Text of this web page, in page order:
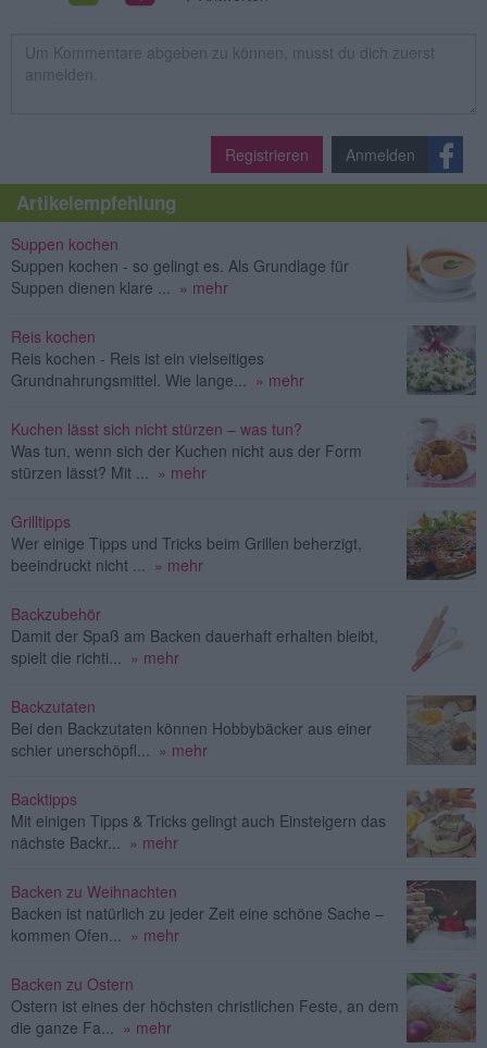
Registrieren Anmelden
Artikelempfehlung
Suppen kochen
Suppen kochen - so gelingt es. Als Grundlage für
Suppen dienen klare ... » mehr
Reis kochen
Reis kochen - Reis ist ein vielseitiges
Grundnahrungsmittel. Wie lange... » mehr
Kuchen lässt sich nicht stürzen – was tun?
Was tun, wenn sich der Kuchen nicht aus der Form
stürzen lässt? Mit ... » mehr
Grilltipps
Wer einige Tipps und Tricks beim Grillen beherzigt,
beeindruckt nicht ... » mehr
Backzubehör
Damit der Spaß am Backen dauerhaft erhalten bleibt,
spielt die richti... » mehr
Backzutaten
Bei den Backzutaten können Hobbybäcker aus einer
schier unerschöpfl... » mehr
Backtipps
Mit einigen Tipps & Tricks gelingt auch Einsteigern das
nächste Backr... » mehr
Backen zu Weihnachten
Backen ist natürlich zu jeder Zeit eine schöne Sache –
kommen Ofen... » mehr
Backen zu Ostern
Ostern ist eines der höchsten christlichen Feste, an dem
die ganze Fa... » mehr